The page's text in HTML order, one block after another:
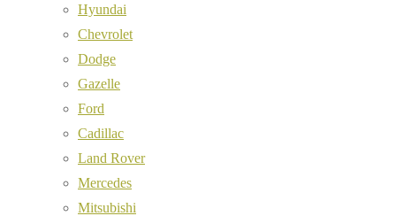
Hyundai
Chevrolet
Dodge
Gazelle
Ford
Cadillac
Land Rover
Mercedes
Mitsubishi